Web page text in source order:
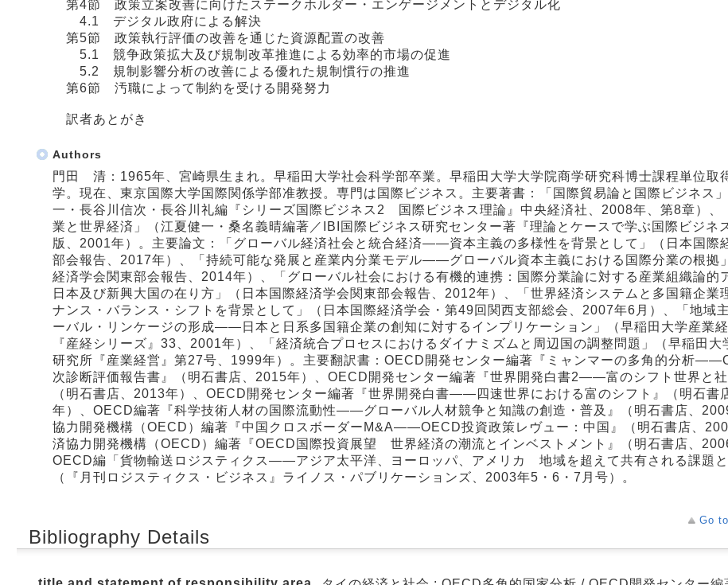
第4節 政策立案改善に向けたステークホルダー・エンゲージメントとデジタル化
4.1 デジタル政府による解決
第5節 政策執行評価の改善を通じた資源配置の改善
5.1 競争政策拡大及び規制改革推進による効率的市場の促進
5.2 規制影響分析の改善による優れた規制慣行の推進
第6節 汚職によって制約を受ける開発努力
訳者あとがき
Authors
門田 清：1965年、宮崎県生まれ。早稲田大学社会科学部卒業。早稲田大学大学院商学研究科博士課程単位取
学。現在、東京国際大学国際関係学部准教授。専門は国際ビジネス。主要著書：「国際貿易論と国際ビジネス
一・長谷川信次・長谷川礼編『シリーズ国際ビジネス2 国際ビジネス理論』中央経済社、2008年、第8章）、
業と世界経済」（江夏健一・桑名義晴編著／IBI国際ビジネス研究センター著『理論とケースで学ぶ国際ビジネ
版、2001年）。主要論文：「グローバル経済社会と統合経済――資本主義の多様性を背景として」（日本国際
部会報告、2017年）、「持続可能な発展と産業内分業モデル――グローバル資本主義における国際分業の根拠
経済学会関東部会報告、2014年）、「グローバル社会における有機的連携：国際分業論に対する産業組織論的
日本及び新興大国の在り方」（日本国際経済学会関東部会報告、2012年）、「世界経済システムと多国籍企
ナンス・バランス・シフトを背景として」（日本国際経済学会・第49回関西支部総会、2007年6月）、「地域
ーバル・リンケージの形成――日本と日系多国籍企業の創知に対するインプリケーション」（早稲田大学産業
『産経シリーズ』33、2001年）、「経済統合プロセスにおけるダイナミズムと周辺国の調整問題」（早稲田大
研究所『産業経営』第27号、1999年）。主要翻訳書：OECD開発センター編著『ミャンマーの多角的分析
次診断評価報告書』（明石書店、2015年）、OECD開発センター編著『世界開発白書2――富のシフト世界と社
（明石書店、2013年）、OECD開発センター編著『世界開発白書――四速世界における富のシフト』（明石書
年）、OECD編著『科学技術人材の国際流動性――グローバル人材競争と知識の創造・普及』（明石書店、
協力開発機構（OECD）編著『中国クロスボーダーM&A――OECD投資政策レヴュー：中国』（明石書店、
済協力開発機構（OECD）編著『OECD国際投資展望 世界経済の潮流とインベストメント』（明石書店、
OECD編「貨物輸送ロジスティクス――アジア太平洋、ヨーロッパ、アメリカ 地域を超えて共有される課題と
（『月刊ロジスティクス・ビジネス』ライノス・パブリケーションズ、2003年5・6・7月号）。
Go
Bibliography Details